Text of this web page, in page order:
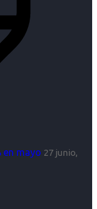
en mayo 27 junio,